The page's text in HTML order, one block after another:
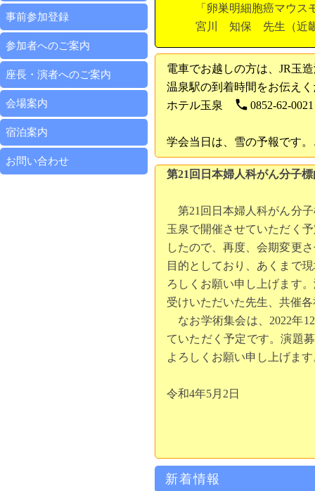
事前参加登録
参加者へのご案内
座長・演者へのご案内
会場案内
宿泊案内
お問い合わせ
「卵巣明細胞癌マウ
宮川 知保 先生（近
電車でお越しの方は、JR玉
温泉駅の到着時間をお伝え
ホテル玉泉
phone 0852-62-0021
学会当日は、雪の予報です
第21回日本婦人科がん分子
第21回日本婦人科がん分子
玉泉で開催させていただく
したので、再度、会期変更
目的としており、あくまで
ろしくお願い申し上げます
受けいただいた先生、共催
なお学術集会は、2022年
ていただく予定です。演題
よろしくお願い申し上げます
令和4年5月2日
新着情報